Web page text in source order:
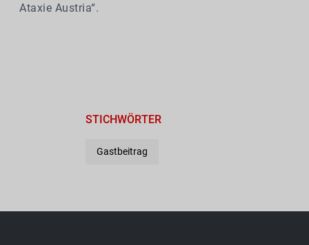
Ataxie Austria“.
STICHWÖRTER
Gastbeitrag